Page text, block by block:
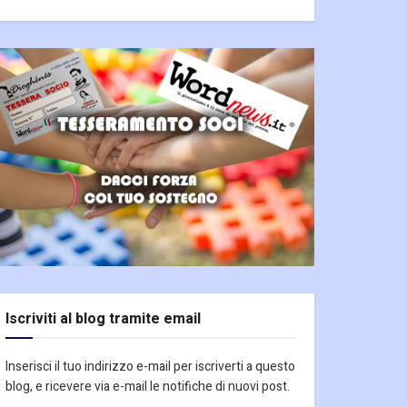
Iscriviti al blog tramite email
Inserisci il tuo indirizzo e-mail per iscriverti a questo
blog, e ricevere via e-mail le notifiche di nuovi post.